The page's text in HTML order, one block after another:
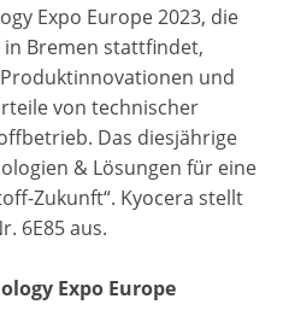
Expo Europe 2023, die
in Bremen stattfindet,
und
von technischer
Das diesjährige
& Lösungen für eine
Zukunft“. Kyocera stellt
6E85 aus.
Expo Europe